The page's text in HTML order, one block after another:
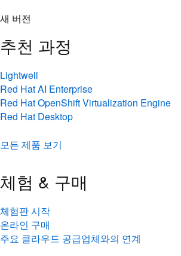
새 버전
추천 과정
Lightwell
Red Hat AI Enterprise
Red Hat OpenShift Virtualization Engine
Red Hat Desktop
모든 제품 보기
체험 & 구매
체험판 시작
온라인 구매
주요 클라우드 공급업체와의 연계